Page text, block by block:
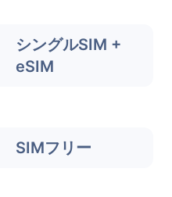
シングルSIM +
eSIM
SIMフリー